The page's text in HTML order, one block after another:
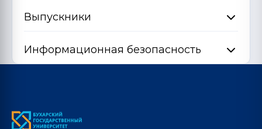
Выпускники
Информационная безопасность